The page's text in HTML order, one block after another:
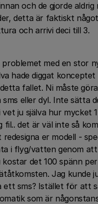
och de gjorde aldrig
detta är faktiskt
och arrivi deci till 3.
problemet med en stor
hade diggat
fallet. Ni måste
eller dyl. Inte sätta
ju själva hur mycket
fil.. det är väl inte så
er modell -
i flyg/vatten genom
kostar det 100 spänn
Jag kunde
ett sms? Istället för att
som är